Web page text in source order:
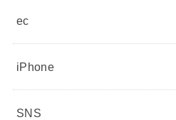
ec
iPhone
SNS